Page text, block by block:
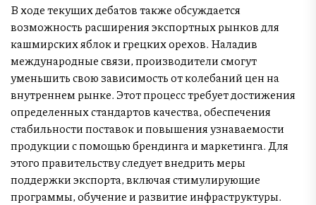
В ходе текущих дебатов также обсуждается
возможность расширения экспортных рынков для
кашмирских яблок и грецких орехов. Наладив
международные связи, производители смогут
уменьшить свою зависимость от колебаний цен на
внутреннем рынке. Этот процесс требует достижения
определенных стандартов качества, обеспечения
стабильности поставок и повышения узнаваемости
продукции с помощью брендинга и маркетинга. Для
этого правительству следует внедрить меры
поддержки экспорта, включая стимулирующие
программы, обучение и развитие инфраструктуры.